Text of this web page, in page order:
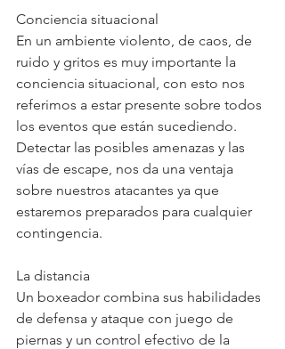
Conciencia situacional
En un ambiente violento, de caos, de
ruido y gritos es muy importante la
conciencia situacional, con esto nos
referimos a estar presente sobre todos
los eventos que están sucediendo.
Detectar las posibles amenazas y las
vías de escape, nos da una ventaja
sobre nuestros atacantes ya que
estaremos preparados para cualquier
contingencia.
La distancia
Un boxeador combina sus habilidades
de defensa y ataque con juego de
piernas y un control efectivo de la